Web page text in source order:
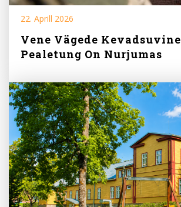
22. Aprill 2026
Vene Vägede Kevadsuvine
Pealetung On Nurjumas